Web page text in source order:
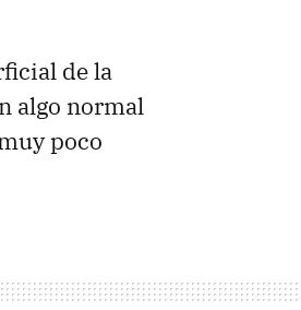
de la
algo normal
poco